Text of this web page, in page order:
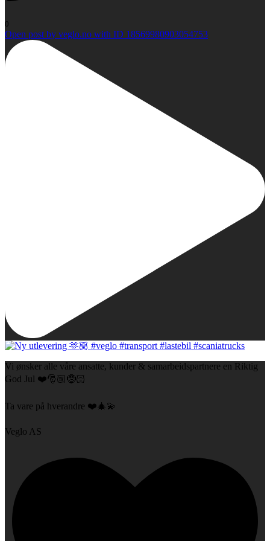
0
Open post by veglo.no with ID 18569980903054753
Vi ønsker alle våre ansatte, kunder & samarbeidspartnere en Riktig
God Jul ❤️🎅🏼🤶🏻
Ta vare på hverandre ❤️🎄💫
Veglo AS